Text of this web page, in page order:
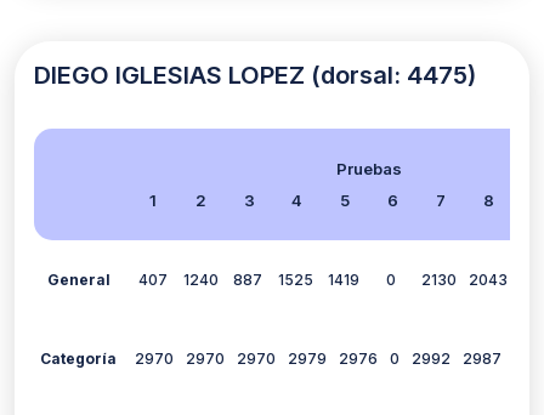
DIEGO IGLESIAS LOPEZ (dorsal: 4475)
Pruebas
1
2 3 4 5 6 7 8
General 407 1240 887 1525 1419 0 2130 2043
Categoría 2970 2970 2970 2979 2976 0 2992 2987